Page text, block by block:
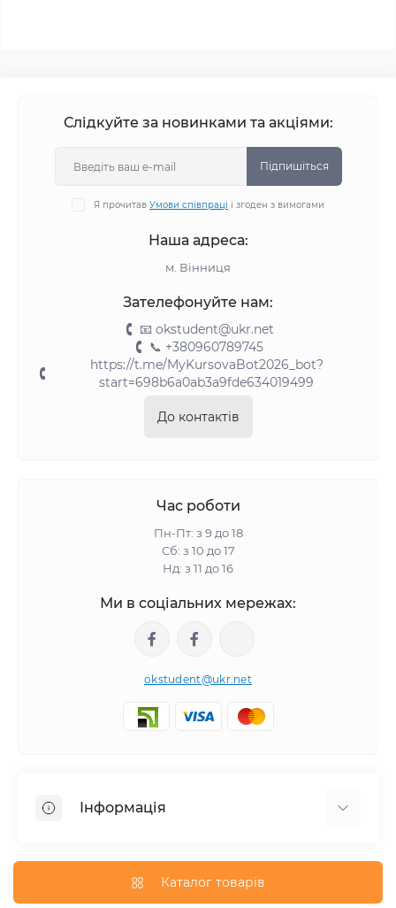
Слідкуйте за новинками та акціями:
Підпишіться
Я прочитав Умови співпраці і згоден з вимогами
Наша адреса:
м. Вінниця
Зателефонуйте нам:
📧 okstudent@ukr.net
📞 +380960789745
https://t.me/MyKursovaBot2026_bot?
start=698b6a0ab3a9fde634019499
До контактів
Час роботи
Пн-Пт: з 9 до 18
Сб: з 10 до 17
Нд: з 11 до 16
Ми в соціальних мережах:
okstudent@ukr.net
Інформація
Політика конфіденційностіКаталог товарів